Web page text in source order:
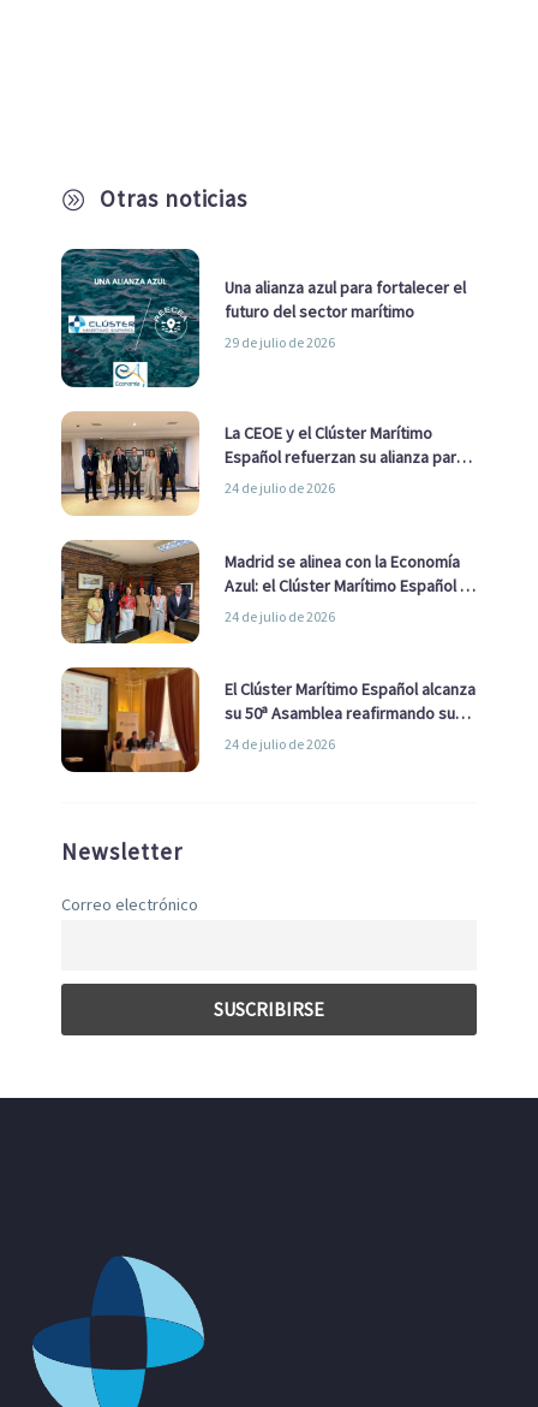
A Otras noticias
Una alianza azul para fortalecer el
futuro del sector marítimo
29 de julio de 2026
La CEOE y el Clúster Marítimo
Español refuerzan su alianza para
impulsar una estrategia Nacional
24 de julio de 2026
Madrid se alinea con la Economía
Azul: el Clúster Marítimo Español y
la Real Liga Naval avanzan alianzas
24 de julio de 2026
El Clúster Marítimo Español alcanza
su 50ª Asamblea reafirmando su
liderazgo en la Economía Azul
24 de julio de 2026
Newsletter
Correo electrónico